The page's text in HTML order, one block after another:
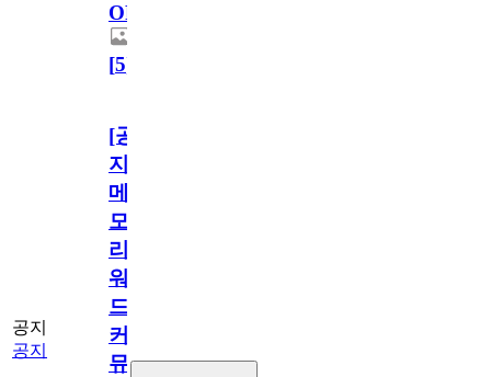
OPEN!
[5]
공지
공지
[공
지]
메
모
리
워
드
커
뮤